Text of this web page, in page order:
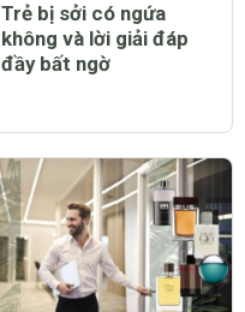
Trẻ bị sởi có ngứa
không và lời giải đáp
đầy bất ngờ